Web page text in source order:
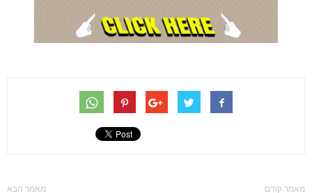
מאמר קודם מאמר הבא